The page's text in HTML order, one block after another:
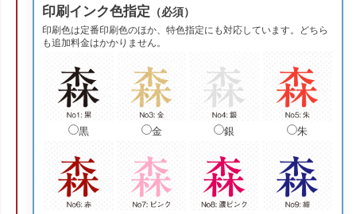
印刷インク色指定 （必須）
印刷色は定番印刷色のほか、特色指定にも対応しています。どちら
も追加料金はかかりません。
黒 金 銀 朱